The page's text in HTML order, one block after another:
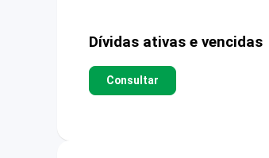
Dívidas ativas e vencidas
Consultar